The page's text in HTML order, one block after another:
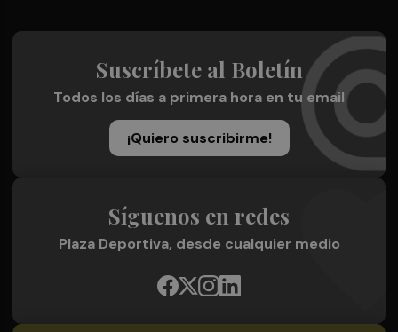
Suscríbete al Boletín
Todos los días a primera hora en tu email
¡Quiero suscribirme!
Síguenos en redes
Plaza Deportiva, desde cualquier medio